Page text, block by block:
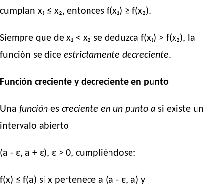
cumplan x₁ ≤ x₂, entonces f(x₁) ≥ f(x₂).
Siempre que de x₁ < x₂ se deduzca f(x₁) > f(x₂), la
función se dice estrictamente decreciente.
Función creciente y decreciente en punto
Una función es creciente en un punto a si existe un
intervalo abierto
(a - ε, a + ε), ε > 0, cumpliéndose:
f(x) ≤ f(a) si x pertenece a (a - ε, a) y